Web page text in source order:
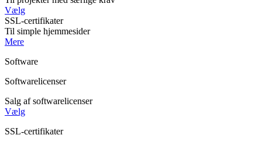
Vælg
SSL-certifikater
Til simple hjemmesider
Mere
Software
Softwarelicenser
Salg af softwarelicenser
Vælg
SSL-certifikater